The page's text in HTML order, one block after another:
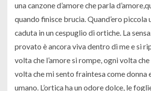
una canzone d’amore che parla
quando finisce brucia. Quand’ero piccola
caduta in un cespuglio di ortiche. La
provato è ancora viva dentro di me e si
volta che l’amore si rompe, ogni volta
volta che mi sento fraintesa come donna
umano. L’ortica ha un odore dolce, le